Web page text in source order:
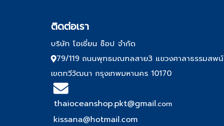
ติดต่อเรา
บริษัท โอเชี่ยน ช็อป จำกัด
79/119 ถนนพุทธมณฑลสาย3 แขวงศาลาธรรมสพน์
เขตทวีวัฒนา กรุงเทพมหานคร 10170
thaioceanshop.pkt@gmail.com
kissana@hotmail.com